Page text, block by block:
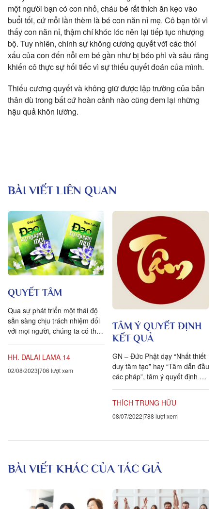
một người bạn có con nhỏ, cháu bé rất thích ăn kẹo vào
buổi tối, cứ mỗi lần thèm là bé con năn nỉ mẹ. Cô bạn tôi vì
thấy con năn nỉ, thậm chí khóc lóc nên lại tiếp tục nhượng
bộ. Tuy nhiên, chính sự không cương quyết với các thói
xấu của con đến nỗi em bé gần như bị béo phì và sâu răng
khiến cô thực sự hối tiếc vì sự thiếu quyết đoán của mình.
Thiếu cương quyết và không giữ được lập trường của bản
thân dù trong bất cứ hoàn cảnh nào cũng đem lại những
hậu quả khôn lường.
BÀI VIẾT LIÊN QUAN
QUYẾT TÂM
Qua sự phát triển một thái độ
sẵn sàng chịu trách nhiệm đối
với mọi người, chúng ta có thể
HH. DALAI LAMA 14
02/08/2023 706 lượt xem
TÂM Ý QUYẾT ĐỊNH
KẾT QUẢ
GN – Đức Phật dạy “Nhất thiết
duy tâm tạo” hay “Tâm dẫn đầu
các pháp”, tâm ý quyết định kết
Cho nên cùng...
THÍCH TRUNG HỮU
08/07/2022 788 lượt xem
BÀI VIẾT KHÁC CỦA TÁC GIẢ